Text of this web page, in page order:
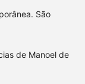
São
de Manoel de